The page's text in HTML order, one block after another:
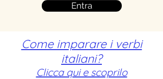
Entra
Come imparare i verbi
italiani?
Clicca qui e scoprilo